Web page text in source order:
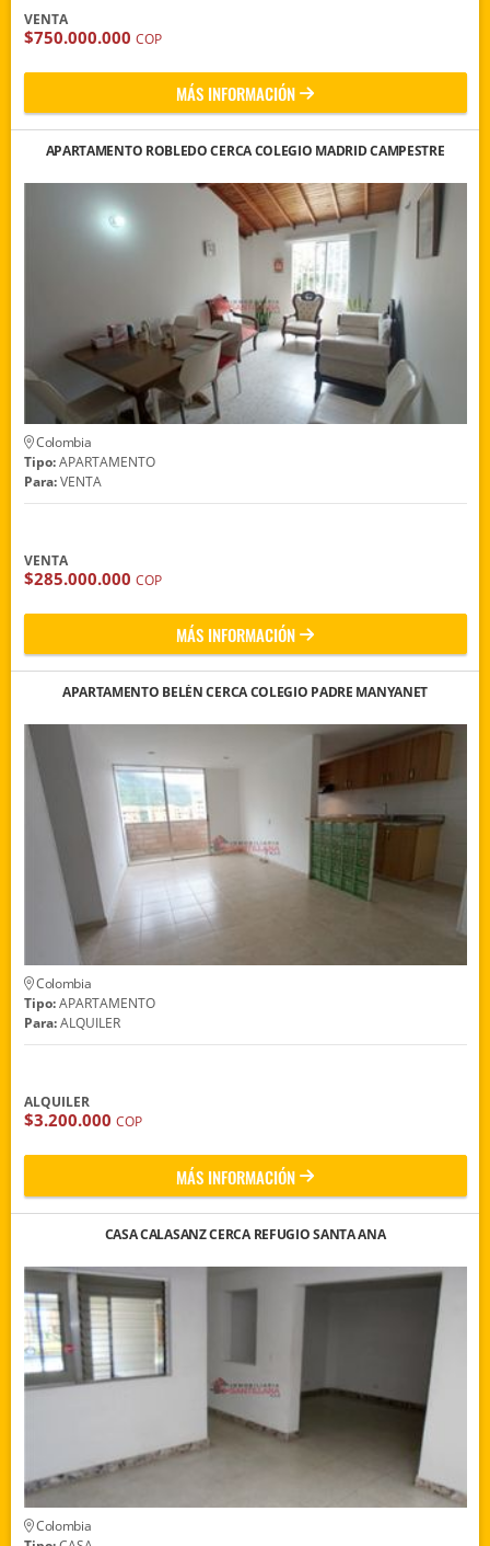
VENTA
$750.000.000 COP
MÁS INFORMACIÓN
APARTAMENTO ROBLEDO CERCA COLEGIO MADRID CAMPESTRE
Colombia
Tipo:APARTAMENTO
Para:VENTA
VENTA
$285.000.000 COP
MÁS INFORMACIÓN
APARTAMENTO BELÉN CERCA COLEGIO PADRE MANYANET
Colombia
Tipo:APARTAMENTO
Para:ALQUILER
ALQUILER
$3.200.000 COP
MÁS INFORMACIÓN
CASA CALASANZ CERCA REFUGIO SANTA ANA
Colombia